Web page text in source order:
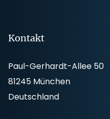
Footer
Kontakt
Paul-Gerhardt-Allee 50
81245 München
Deutschland